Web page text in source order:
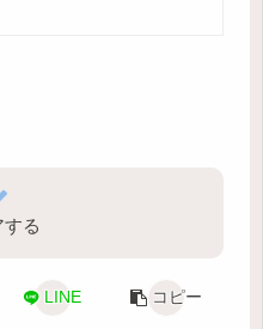
する
LINE コピー